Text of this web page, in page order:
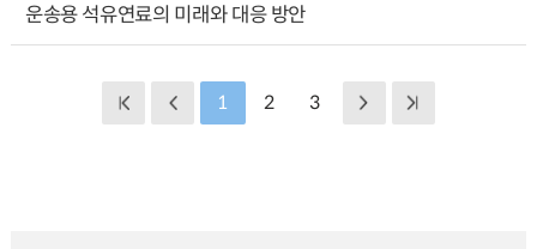
운송용 석유연료의 미래와 대응 방안
1 2 3